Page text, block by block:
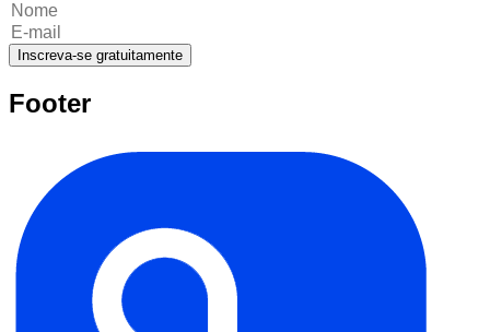
Inscreva-se gratuitamente
Footer